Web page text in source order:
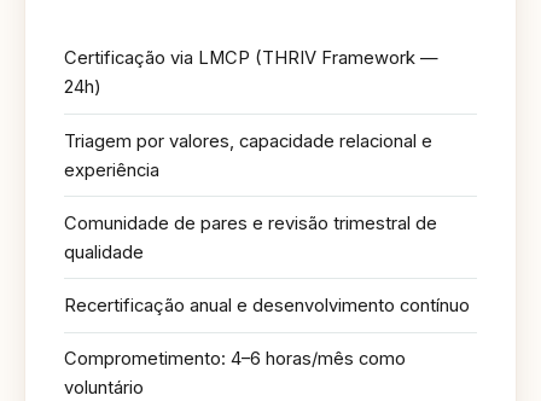
Certificação via LMCP (THRIV Framework —
24h)
Triagem por valores, capacidade relacional e
experiência
Comunidade de pares e revisão trimestral de
qualidade
Recertificação anual e desenvolvimento contínuo
Comprometimento: 4–6 horas/mês como
voluntário